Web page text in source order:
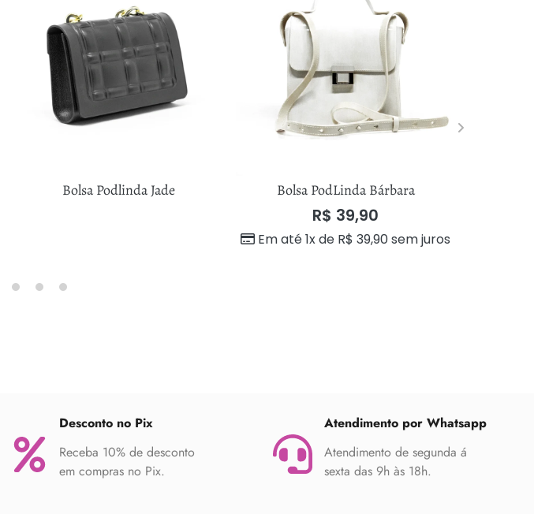
Bolsa Podlinda Jade Bolsa PodLinda Bárbara
R$ 39,90
Em até 1x de R$ 39,90sem juros
Desconto no Pix
Receba 10% de desconto
em compras no Pix.
Atendimento por Whatsapp
Atendimento de segunda á
sexta das 9h às 18h.